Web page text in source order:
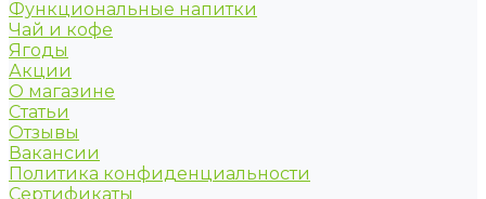
Функциональные напитки
Чай и кофе
Ягоды
Акции
О магазине
Статьи
Отзывы
Вакансии
Политика конфиденциальности
Сертификаты